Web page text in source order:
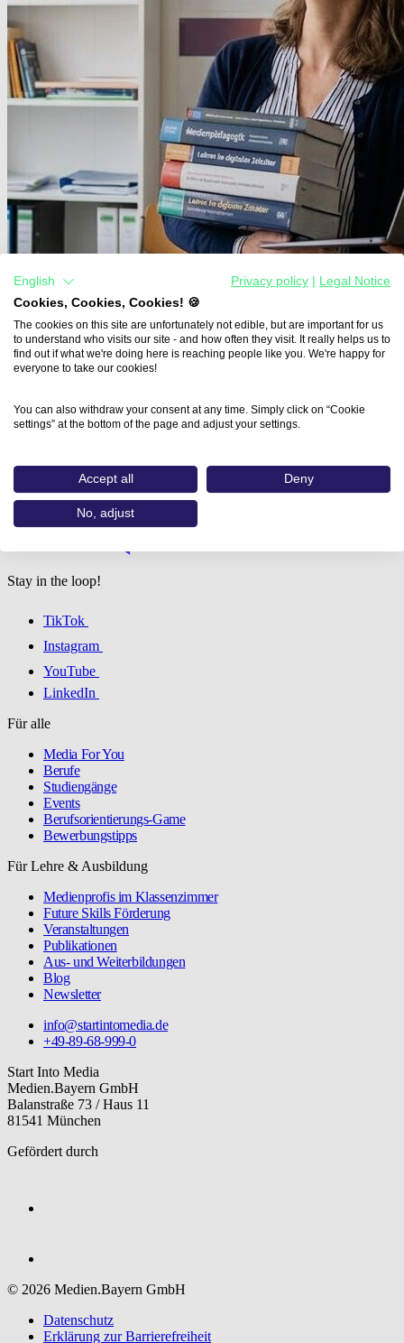
Stay in the loop!
TikTok
Instagram
YouTube
LinkedIn
Für alle
Media For You
Berufe
Studiengänge
Events
Berufsorientierungs-Game
Bewerbungstipps
Für Lehre & Ausbildung
Medienprofis im Klassenzimmer
Future Skills Förderung
Veranstaltungen
Publikationen
Aus- und Weiterbildungen
Blog
Newsletter
info@startintomedia.de
+49-89-68-999-0
Start Into Media
Medien.Bayern GmbH
Balanstraße 73 / Haus 11
81541 München
Gefördert durch
© 2026 Medien.Bayern GmbH
Datenschutz
Erklärung zur Barriere­freiheit
English Privacy policy
Legal Notice
Cookies, Cookies, Cookies! 🍪
The cookies on this site are unfortunately not edible, but are important for us
to understand who visits our site - and how often they visit. It really helps us to
find out if what we're doing here is reaching people like you. We're happy for
everyone to take our cookies!
You can also withdraw your consent at any time. Simply click on “Cookie
settings” at the bottom of the page and adjust your settings.
Accept all Deny
No, adjust